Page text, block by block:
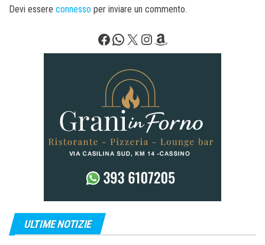
Devi essere connesso per inviare un commento.
Facebook
WhatsApp
X Instagram
Amazon
ULTIME NOTIZIE